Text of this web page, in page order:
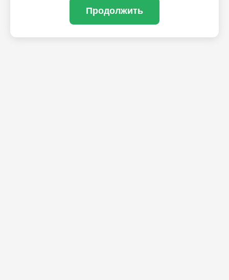
Продолжить